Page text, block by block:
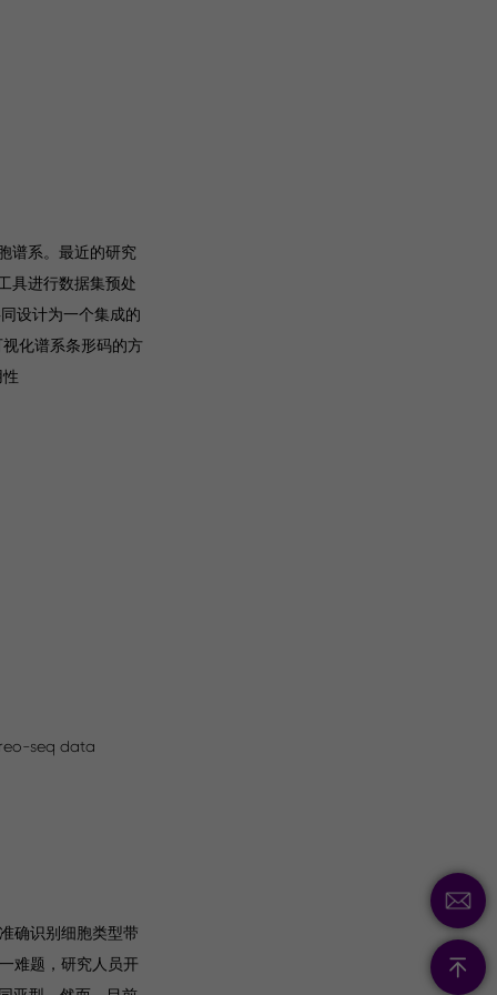
谱系。最近的研究
具进行数据集预处
设计为一个集成的
化谱系条形码的方
seq data
确识别细胞类型带
难题，研究人员开